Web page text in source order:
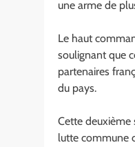
une arme de
Le haut
soulignant que
partenaires
du pays.
Cette deuxième
lutte commune